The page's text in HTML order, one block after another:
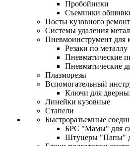
Пробойники
Съемники
Посты кузовного
Системы удаления
Пневмоинструмент для
Резаки по металлу
Пневматические
Пневматические
Плазморезы
Вспомогательный
Ключи для
Линейки кузовные
Стапели
Быстроразъемные
БРС "Мамы" для
Штуцеры "Папы"